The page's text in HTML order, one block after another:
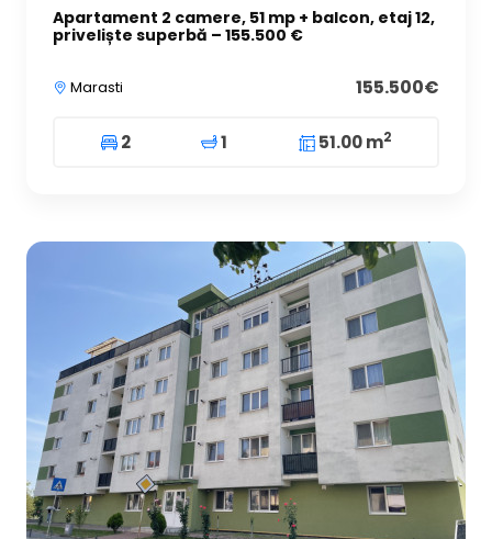
Apartament 2 camere, 51 mp + balcon, etaj 12,
priveliște superbă – 155.500 €
Marasti 155.500€
2 1 51.00 m2